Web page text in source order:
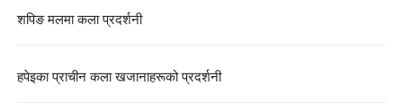
शपिङ मलमा कला प्रदर्शनी
हपेइका प्राचीन कला खजानाहरूको प्रदर्शनी